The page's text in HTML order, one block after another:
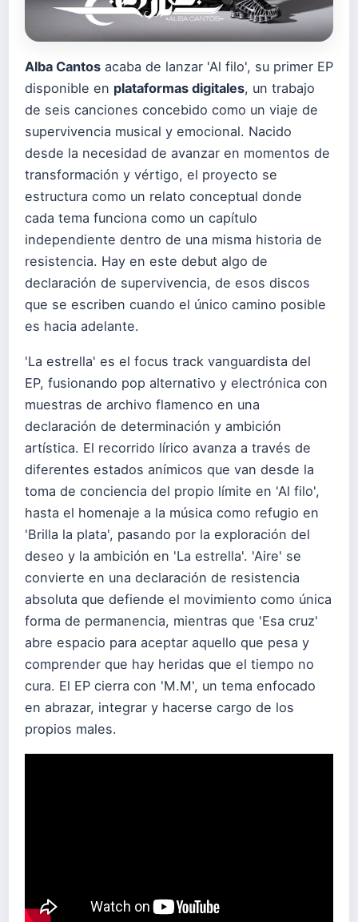
Alba Cantos acaba de lanzar 'Al filo', su primer EP
disponible en plataformas digitales, un trabajo
de seis canciones concebido como un viaje de
supervivencia musical y emocional. Nacido
desde la necesidad de avanzar en momentos de
transformación y vértigo, el proyecto se
estructura como un relato conceptual donde
cada tema funciona como un capítulo
independiente dentro de una misma historia de
resistencia. Hay en este debut algo de
declaración de supervivencia, de esos discos
que se escriben cuando el único camino posible
es hacia adelante.
'La estrella' es el focus track vanguardista del
EP, fusionando pop alternativo y electrónica con
muestras de archivo flamenco en una
declaración de determinación y ambición
artística. El recorrido lírico avanza a través de
diferentes estados anímicos que van desde la
toma de conciencia del propio límite en 'Al filo',
hasta el homenaje a la música como refugio en
'Brilla la plata', pasando por la exploración del
deseo y la ambición en 'La estrella'. 'Aire' se
convierte en una declaración de resistencia
absoluta que defiende el movimiento como única
forma de permanencia, mientras que 'Esa cruz'
abre espacio para aceptar aquello que pesa y
comprender que hay heridas que el tiempo no
cura. El EP cierra con 'M.M', un tema enfocado
en abrazar, integrar y hacerse cargo de los
propios males.